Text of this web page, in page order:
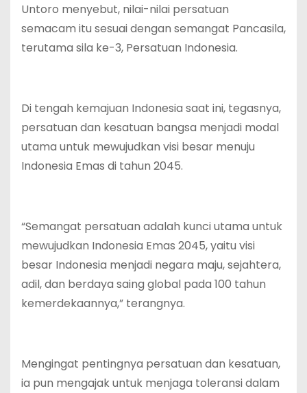
Untoro menyebut, nilai-nilai persatuan
semacam itu sesuai dengan semangat Pancasila,
terutama sila ke-3, Persatuan Indonesia.
Di tengah kemajuan Indonesia saat ini, tegasnya,
persatuan dan kesatuan bangsa menjadi modal
utama untuk mewujudkan visi besar menuju
Indonesia Emas di tahun 2045.
“Semangat persatuan adalah kunci utama untuk
mewujudkan Indonesia Emas 2045, yaitu visi
besar Indonesia menjadi negara maju, sejahtera,
adil, dan berdaya saing global pada 100 tahun
kemerdekaannya,” terangnya.
Mengingat pentingnya persatuan dan kesatuan,
ia pun mengajak untuk menjaga toleransi dalam